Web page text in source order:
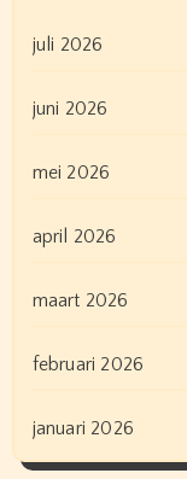
juli 2026
juni 2026
mei 2026
april 2026
maart 2026
februari 2026
januari 2026